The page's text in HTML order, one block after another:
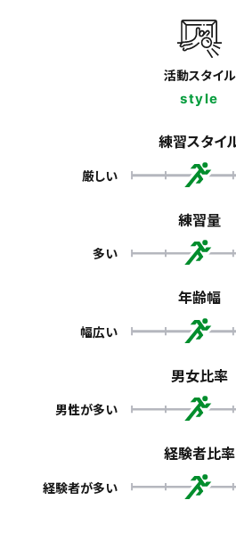
活動スタイル
style
練習スタイ
厳しい
練習量
多い
年齢幅
幅広い
男女比率
男性が多い
経験者比率
経験者が多い